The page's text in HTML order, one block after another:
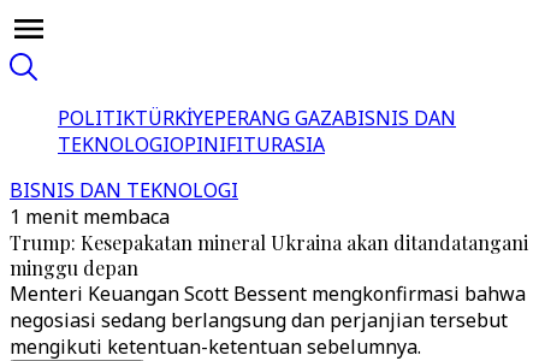
POLITIKTÜRKİYEPERANG GAZABISNIS DAN
TEKNOLOGIOPINIFITURASIA
BISNIS DAN TEKNOLOGI
1 menit membaca
Trump: Kesepakatan mineral Ukraina akan ditandatangani
minggu depan
Menteri Keuangan Scott Bessent mengkonfirmasi bahwa
negosiasi sedang berlangsung dan perjanjian tersebut
mengikuti ketentuan-ketentuan sebelumnya.